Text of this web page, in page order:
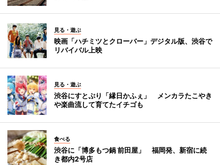
見る・遊ぶ
映画「ハチミツとクローバー」デジタル版、渋谷で
リバイバル上映
見る・遊ぶ
渋谷にすとぷり「縁日かふぇ」 メンカラたこやき
や楽曲流して育てたイチゴも
食べる
渋谷に「博多もつ鍋 前田屋」 福岡発、新宿に続
き都内2号店